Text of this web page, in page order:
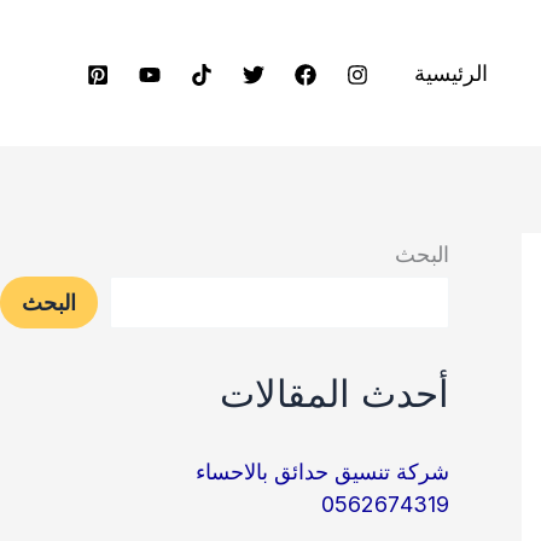
الرئيسية
البحث
البحث
أحدث المقالات
شركة تنسيق حدائق بالاحساء
0562674319